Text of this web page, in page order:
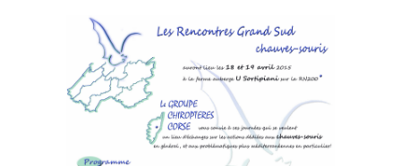
SUD
18-
19
AVRIL